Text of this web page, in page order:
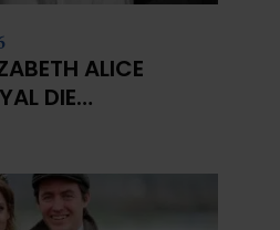
ALICE
DIE